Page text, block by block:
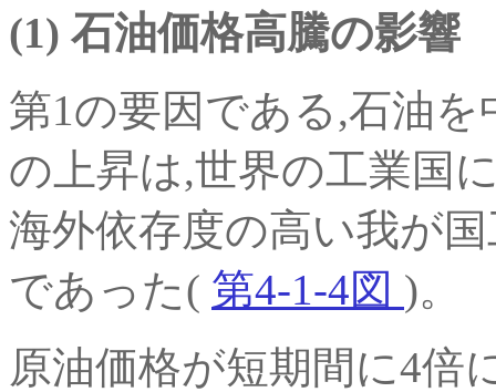
(1) 石油価格高騰の影響
第1の要因である,石油
の上昇は,世界の工業国
海外依存度の高い我が
であった( 第4-1-4図 )。
原油価格が短期間に4倍